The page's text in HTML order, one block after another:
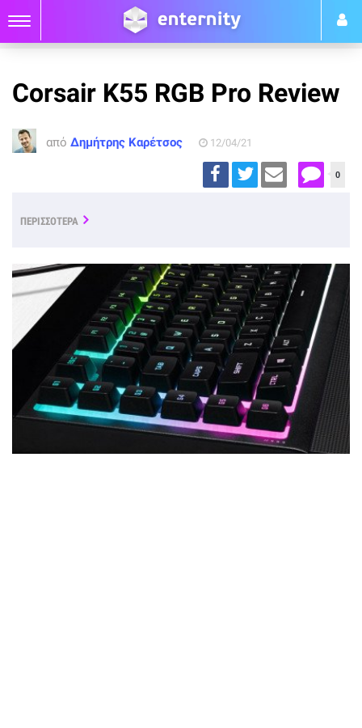
Corsair K55 RGB Pro Review
από Δημήτρης Καρέτσος 12/04/21
0
ΠΕΡΙΣΣΟΤΕΡΑ